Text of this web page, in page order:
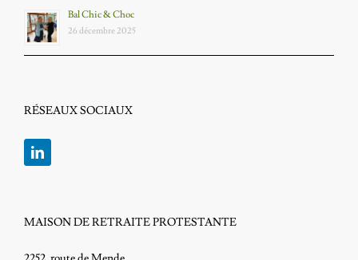
Bal Chic & Choc
26 décembre 2025
RÉSEAUX SOCIAUX
MAISON DE RETRAITE PROTESTANTE